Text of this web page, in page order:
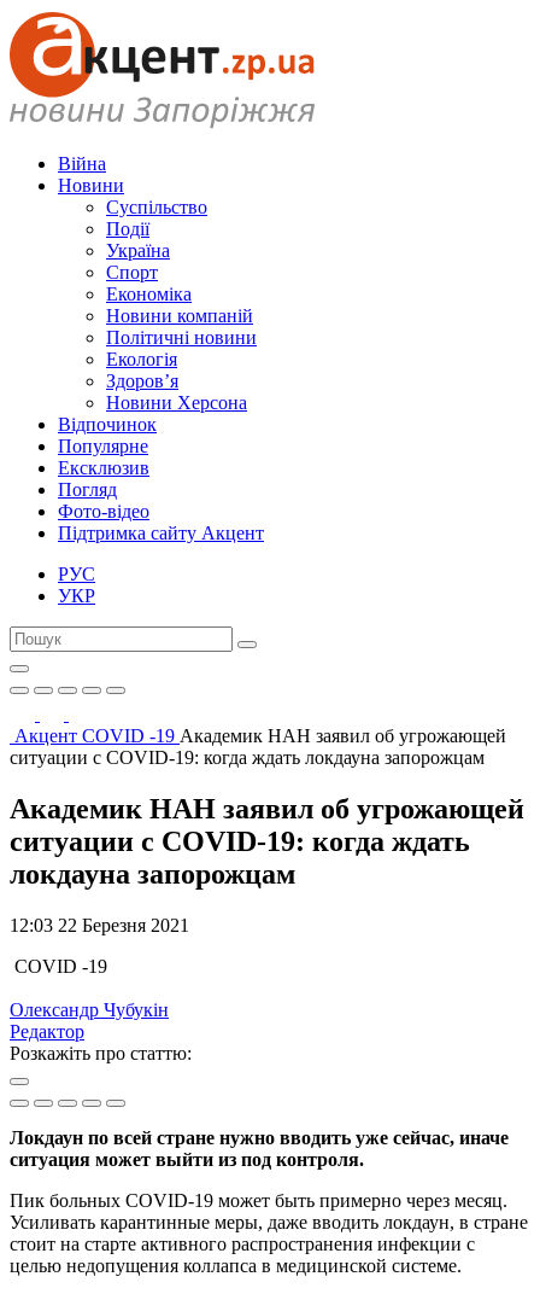
Війна
Новини
Суспільство
Події
Україна
Спорт
Економіка
Новини компаній
Політичні новини
Екологія
Здоров’я
Новини Херсона
Відпочинок
Популярне
Ексклюзив
Погляд
Фото-відео
Підтримка сайту Акцент
РУС
УКР
Акцент COVID -19 Академик НАН заявил об угрожающей
ситуации с COVID-19: когда ждать локдауна запорожцам
Академик НАН заявил об угрожающей
ситуации с COVID-19: когда ждать
локдауна запорожцам
12:03 22 Березня 2021
COVID -19
Олександр Чубукін
Редактор
Розкажіть про статтю:
Локдаун по всей стране нужно вводить уже сейчас, иначе
ситуация может выйти из под контроля.
Пик больных COVID-19 может быть примерно через месяц.
Усиливать карантинные меры, даже вводить локдаун, в стране
стоит на старте активного распространения инфекции с
целью недопущения коллапса в медицинской системе.